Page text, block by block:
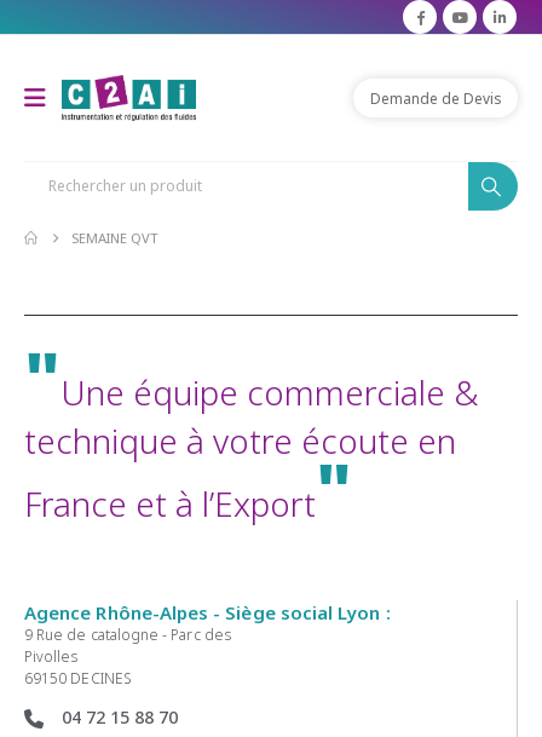
Demande de Devis
SEMAINE QVT
"Une équipe commerciale &
technique à votre écoute en
France et à l’Export"
Agence Rhône-Alpes - Siège social Lyon :
9 Rue de catalogne - Parc des
Pivolles
69150 DECINES
04 72 15 88 70